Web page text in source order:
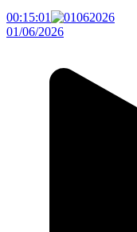
00:15:01
01/06/2026